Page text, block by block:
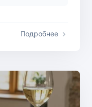
Подробнее